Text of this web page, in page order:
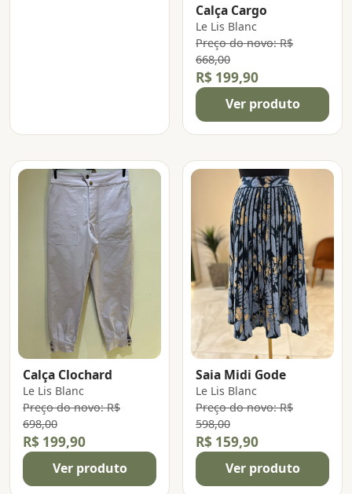
Calça Cargo
Le Lis Blanc
Preço do novo: R$
668,00
R$ 199,90
Ver produto
Calça Clochard
Le Lis Blanc
Preço do novo: R$
698,00
R$ 199,90
Ver produto
Saia Midi Gode
Le Lis Blanc
Preço do novo: R$
598,00
R$ 159,90
Ver produto